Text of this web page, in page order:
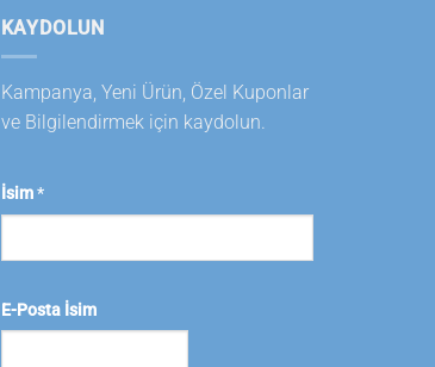
KAYDOLUN
Kampanya, Yeni Ürün, Özel Kuponlar
ve Bilgilendirmek için kaydolun.
İsim*
E-Posta İsim